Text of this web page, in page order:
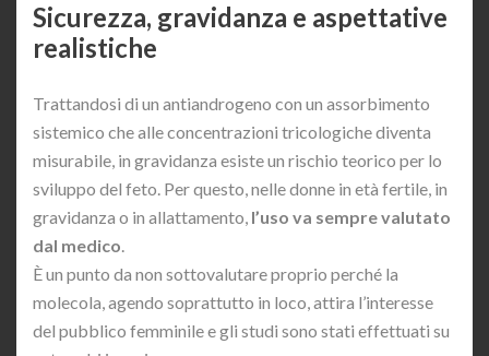
Sicurezza, gravidanza e aspettative
realistiche
Trattandosi di un antiandrogeno con un assorbimento
sistemico che alle concentrazioni tricologiche diventa
misurabile, in gravidanza esiste un rischio teorico per lo
sviluppo del feto. Per questo, nelle donne in età fertile, in
gravidanza o in allattamento, l’uso va sempre valutato
dal medico.
È un punto da non sottovalutare proprio perché la
molecola, agendo soprattutto in loco, attira l’interesse
del pubblico femminile e gli studi sono stati effettuati su